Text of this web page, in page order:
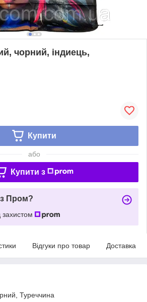
чорний, індиець,
Купити
або
Купити з
Пром?
Відгуки про товар Доставка
Туреччина